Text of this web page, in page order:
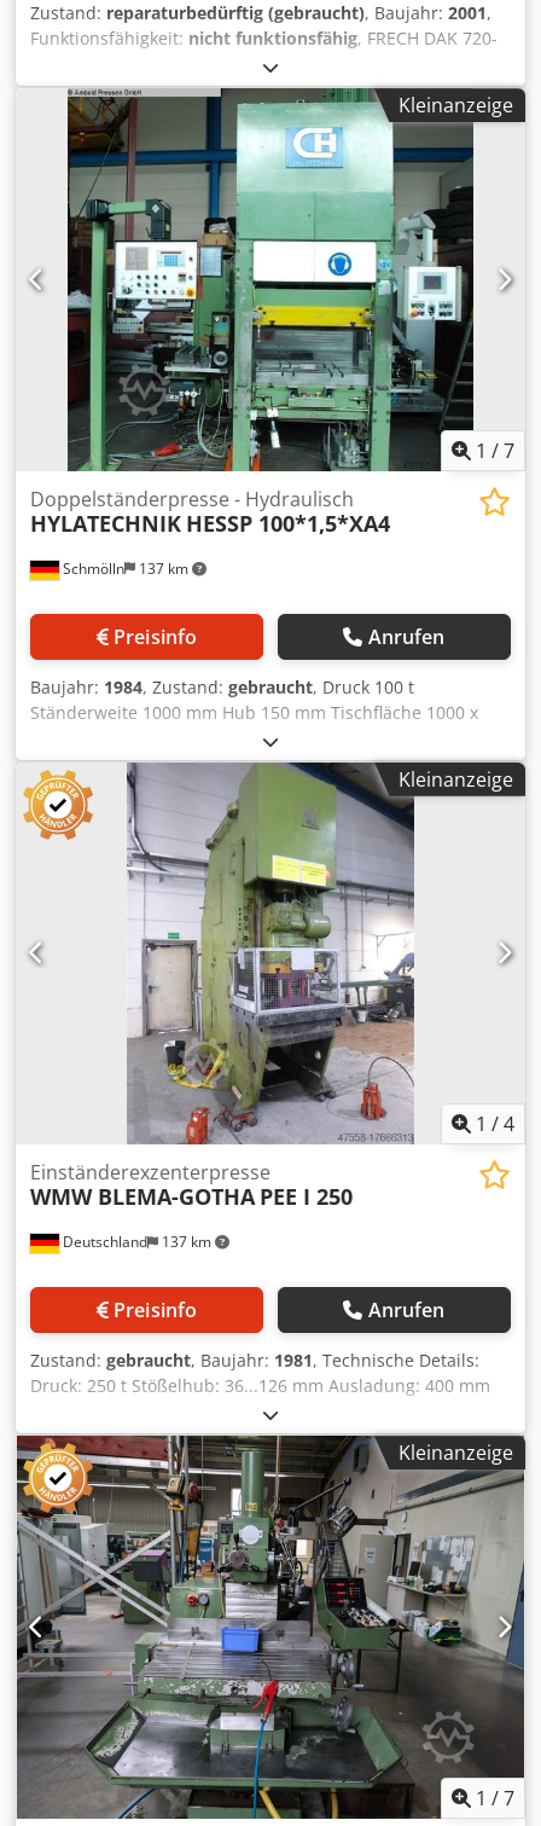
Zustand: reparaturbedürftig (gebraucht), Baujahr: 2001,
Funktionsfähigkeit: nicht funktionsfähig, FRECH DAK 720-
71 RC Die-Casting Machine, used Machine number 440403,
clamping force 8000 kN, clamping stroke 825 mm, ejection
force 364 kN, ejection stroke 180 mm, mould height 350 to
1000 mm, clamping platens 1300 x 1300 mm, column
distance 825 mm, column diameter 180 mm, casting force
max. 713 kN, casting stroke 600 mm, casting piston
diameter 70 to 120 mm, casting volume Dsdpfx Aowc
Tdzsprskr 1539 to 4523 cm³, operating pressure 160 bar,
drive motor 45 kW, with dosing furnace MELTEC AVDF
1200/5000, year 2017, serial number system, as spare
parts donor Technical attributes dimensions (l x w x h)
approx. 8000 x 7500 x 3500 mm weight approx. 36000 kg
year of construction 2001
Kleinanzeige
1 /7
Schmölln 137 km
Doppelständerpresse - Hydraulisch
HYLATECHNIK HESSP 100*1,5*XA4
Preisinfo Anrufen
Baujahr: 1984, Zustand: gebraucht, Druck 100 t
Ständerweite 1000 mm Hub 150 mm Tischfläche 1000 x
700 mm Entfernung Tisch/Stößel 500 mm Ziehkissenhub
180 mm Stößelfläche 1000 x 700 mm Stößelbohrungen x
Tiefe 50 mm Hubzahl 85 Hub/min Zapfenloch (Tiefe x
Durchmesser) 85 x 50 mm Aufspannuten 22 DIN 650 Form
diagonal Anzahl der Spannuten 2 Blechbreite 400 mm
Blechlänge 1000 mm Raumbedarf ca. 3,0 x 3,0 x 3,0 m
Maschinengewicht ca. 8 t Gesamtleistungsbedarf 30,2 kW
Dkjdefn Apzjpfx Aprjr - Hubfeineinstellung -
Schnittschlagdämpfung - Ölabsaugung - 2 Zylinder -
Walzenvorschub von Dreher, Typ WAV, Steuerung
PMS3000 von Dreher - Schallschutzkabine - Maschine
wurde 2001 überholt und mit neuer Steuerung SIEMENS
SIMATIC OP17 ausgestattet
Kleinanzeige
1 /4
Deutschland 137 km
Einständerexzenterpresse
WMW BLEMA-GOTHA PEE I 250
Preisinfo Anrufen
Zustand: gebraucht, Baujahr: 1981, Technische Details:
Druck: 250 t Stößelhub: 36...126 mm Ausladung: 400 mm
Stößelverstellung: 110 mm Stößelspannfläche: 630 x 500 x
100 mm Einbauhöhe: 400 mm Tischgröße: 1000 x 750 x 100
mm Dkodpfx Aeu Nfkleprjr Tischhöhe über Flur: 1000 mm
Gesamtleistungsbedarf: 23,0 kW Maschinengewicht ca.:
13,5 t Abmessungen Schaltschrank LxBxH: 1,1 x 0,7 x 1,3 m
Abmessung Maschine ca. LxBxH: 3,0 x 1,3 x 3,3 m weitere
Merkmale: - Bedienung über 2-Hand Bedienständer mit
Fußpedal - 4 Fußplatten Ø 220mm *
Kleinanzeige
1 /7